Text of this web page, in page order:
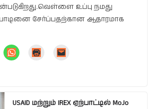
உப்பு நமது
சேர்ப்பதற்கான ஆதாரமாக
USAID மற்றும் IREX ஏற்பாட்டில் MoJo